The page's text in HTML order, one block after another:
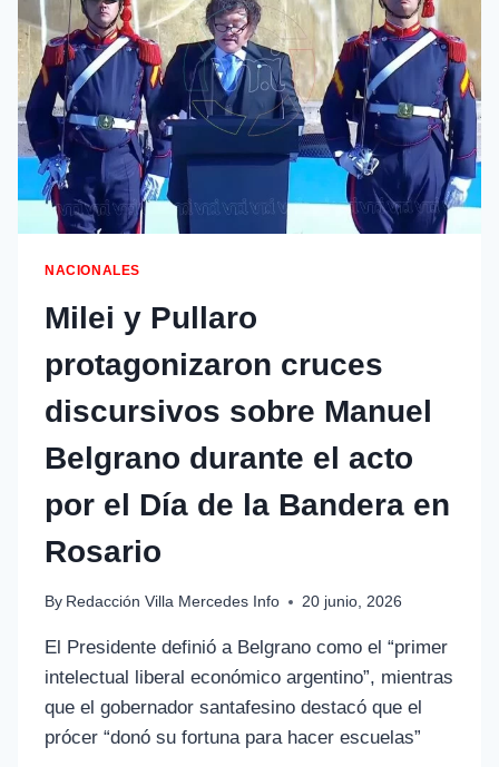
NACIONALES
Milei y Pullaro
protagonizaron cruces
discursivos sobre Manuel
Belgrano durante el acto
por el Día de la Bandera en
Rosario
By Redacción Villa Mercedes Info 20 junio, 2026
El Presidente definió a Belgrano como el “primer
intelectual liberal económico argentino”, mientras
que el gobernador santafesino destacó que el
prócer “donó su fortuna para hacer escuelas”